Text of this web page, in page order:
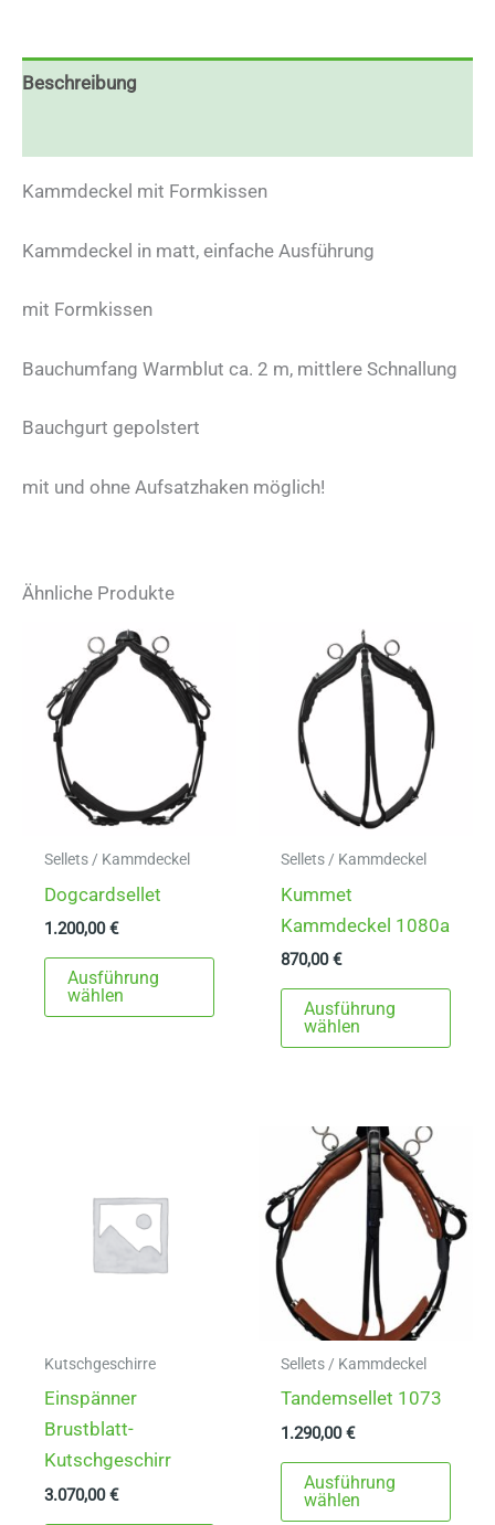
Beschreibung
Kammdeckel mit Formkissen
Kammdeckel in matt, einfache Ausführung
mit Formkissen
Bauchumfang Warmblut ca. 2 m, mittlere Schnallung
Bauchgurt gepolstert
mit und ohne Aufsatzhaken möglich!
Ähnliche Produkte
Sellets / Kammdeckel
Dogcardsellet
1.200,00€
Ausführung
wählen
Dieses
weist
mehrere
können
Produktseite
Sellets / Kammdeckel
Kummet
Kammdeckel 1080a
870,00€
Ausführung
wählen
weist
auf
Kutschgeschirre
Einspänner
Brustblatt-
Kutschgeschirr
3.070,00€
Sellets / Kammdeckel
Tandemsellet 1073
1.290,00€
Ausführung
wählen